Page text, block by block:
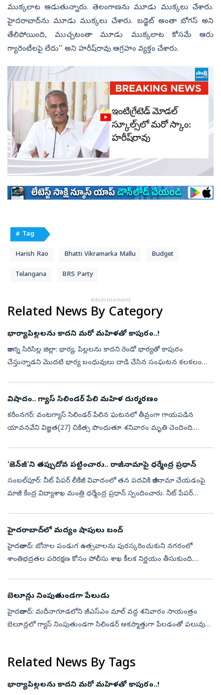
ముక్కలాట ఆడుతున్నారు. తెలంగాణను మూడు ముక్కలు చేశారు.
హైదరాబాద్‌ను మూడు ముక్కలు చేశారు. బడ్జెట్‌ అంతా బోగస్‌ అని
తేలిపోయింది, ముచ్చటంతా మూడు ముక్కలాట కోసమే ఆరు
గ్యారెంటీలపై లేదు’’ అని హరీష్‌రావు ఆగ్రహం వ్యక్తం చేశారు.
# Tag
Harish Rao Bhatti Vikramarka Mallu Budget
Telangana BRS Party
Advertisement
Related News By Category
భార్యాపిల్లలను కాదని మరో మహిళతో కాపురం..!
రాజన్న సిరిసిల్ల జిల్లా: భార్య, పిల్లలను కాదని రెండో భార్యతో కాపురం
చేస్తున్నాడని మొదటి భార్య బంధువులు దాడి చేసిన సంఘటన కలకలం
విషాదం.. గ్యాస్‌ సిలిండర్‌ పేలి మహిళ దుర్మరణం
కరీంనగర్‌: వంటగ్యాస్‌ సిలిండర్‌ పేలిన ఘటనలో తీవ్రంగా గాయపడిన
యావనవేని విజ్ఞత(27) చికిత్స పొందుతూ శనివారం మృతి చెందింది.
‘జెన్‌జీ’ని తప్పుదోవ పట్టించారు.. రాజీనామాపై ధర్మేంద్ర ప్రధాన్
సంబల్‌పూర్: నీట్ పేపర్ లీకేజీ వివాదంలో తన పదవికి రాజీనామా చేయడంపై
మాజీ కేంద్ర విద్యాశాఖ మంత్రి ధర్మేంద్ర ప్రధాన్‌ స్పందించారు. నీట్‌ పేపర్‌
హైదరాబాద్‌లో మద్యం షాపులు బంద్
హైదరాబాద్‌: బోనాల పండుగ ఉత్సవాలను పురస్కరించుకుని నగరంలో
శాంతిభద్రతల పరిరక్షణ కోసం పోలీసు శాఖ కీలక నిర్ణయం తీసుకుంది.
బెలూన్లు నింపుతుండగా పేలుడు
హైదరాబాద్: మదీనాగూడలోని జీఎస్‌ఎం మాల్‌ వద్ద శనివారం సాయంత్రం
బెలూన్లలో గ్యాస్‌ నింపుతుండగా సిలిండర్‌ అకస్మాత్తుగా పేలడంతో పలువురు
Related News By Tags
భార్యాపిల్లలను కాదని మరో మహిళతో కాపురం..!